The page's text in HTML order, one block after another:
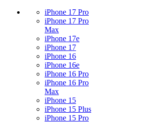
iPhone 17 Pro
iPhone 17 Pro
Max
iPhone 17e
iPhone 17
iPhone 16
iPhone 16e
iPhone 16 Pro
iPhone 16 Pro
Max
iPhone 15
iPhone 15 Plus
iPhone 15 Pro